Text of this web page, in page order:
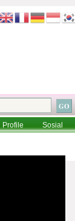
Profile
Sosial